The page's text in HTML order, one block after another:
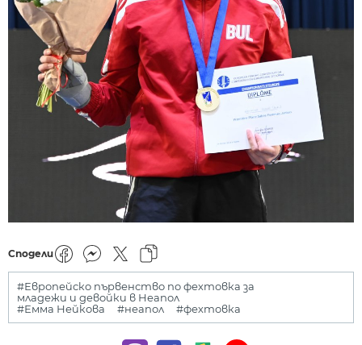
Сподели
#Европейско първенство по фехтовка за
младежи и девойки в Неапол
#Емма Нейкова
#неапол #фехтовка